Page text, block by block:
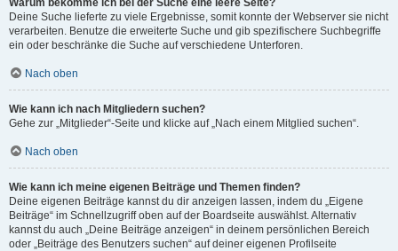
Warum bekomme ich bei der Suche eine leere Seite?
Deine Suche lieferte zu viele Ergebnisse, somit konnte der Webserver sie nicht
verarbeiten. Benutze die erweiterte Suche und gib spezifischere Suchbegriffe
ein oder beschränke die Suche auf verschiedene Unterforen.
Nach oben
Wie kann ich nach Mitgliedern suchen?
Gehe zur „Mitglieder“-Seite und klicke auf „Nach einem Mitglied suchen“.
Nach oben
Wie kann ich meine eigenen Beiträge und Themen finden?
Deine eigenen Beiträge kannst du dir anzeigen lassen, indem du „Eigene
Beiträge“ im Schnellzugriff oben auf der Boardseite auswählst. Alternativ
kannst du auch „Deine Beiträge anzeigen“ in deinem persönlichen Bereich
oder „Beiträge des Benutzers suchen“ auf deiner eigenen Profilseite